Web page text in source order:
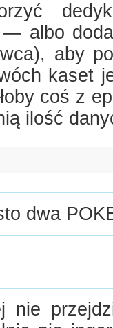
albo
aby
kaset
coś z
ilość
dwa
nie